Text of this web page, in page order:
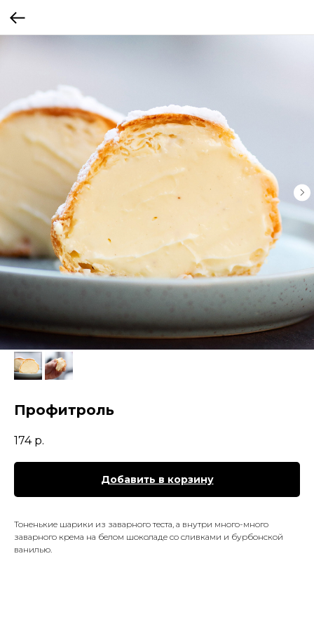
Профитроль
174 р.
Добавить в корзину
Тоненькие шарики из заварного теста, а внутри много-много
заварного крема на белом шоколаде со сливками и бурбонской
ванилью.